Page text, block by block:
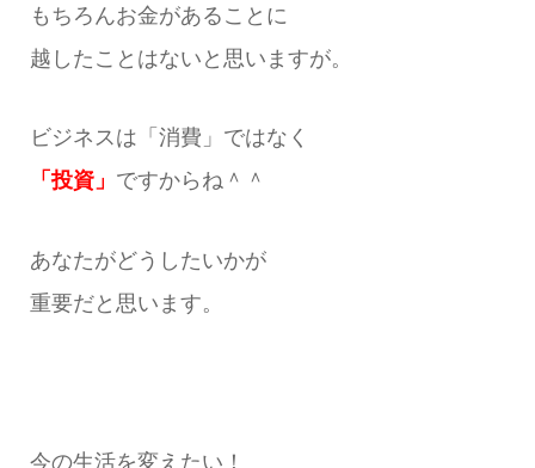
もちろんお金があることに
越したことはないと思いますが。
ビジネスは「消費」ではなく
「投資」 ですからね＾＾
あなたがどうしたいかが
重要だと思います。
今の生活を変えたい！